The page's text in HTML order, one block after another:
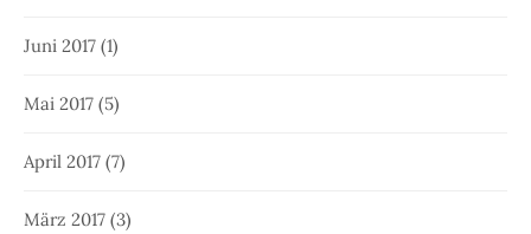
Juni 2017 (1)
Mai 2017 (5)
April 2017 (7)
März 2017 (3)